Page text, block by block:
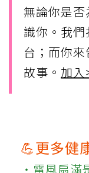
無論你是
識你。我
台；而你
故事。 加入
💪更多健
‧電風扇滿